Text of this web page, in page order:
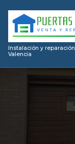
content
Instalación y
Valencia